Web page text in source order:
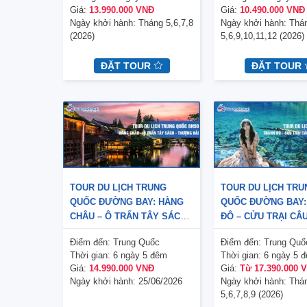
KHOÁNG NÓNG – KHÔI TINH
LẦU 4N3Đ (NO SHOPPING)
Giá: 13.990.000 VNĐ
Ngày khởi hành: Tháng 5,6,7,8
(2026)
ĐẶT TOUR
Giá: 10.490.000 VNĐ
Ngày khởi hành:
5,6,9,10,11,12 (2026)
ĐẶT TOUR
TOUR DU LỊCH TRUNG
QUỐC ĐƯỜNG BAY: HÀNG
CHÂU – Ô TRẤN TÂY SÁCH
Điểm đến: Trung Quốc
Thời gian: 6 ngày 5 đêm
Giá: 14.990.000 VNĐ
Ngày khởi hành: 25/06/2026
TOUR DU LỊCH
QUỐC ĐƯỜNG
ĐÔ – CỬU TRẠI
Điểm đến: Trung
Thời gian: 6 ngày 5
Giá: Từ 17.390.000
Ngày khởi hành:
5,6,7,8,9 (2026)